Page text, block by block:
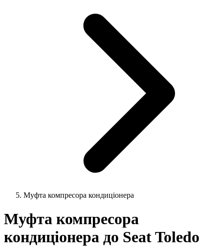
Муфта компресора кондиціонера
Муфта компресора
кондиціонера до Seat Toledo